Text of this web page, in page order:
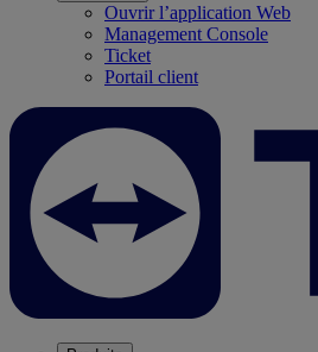
Ouvrir l’application Web
Management Console
Ticket
Portail client